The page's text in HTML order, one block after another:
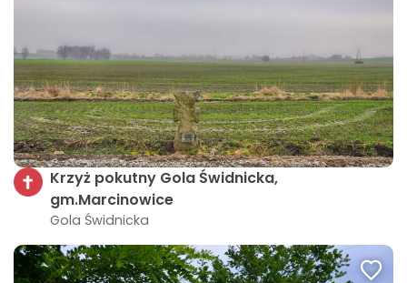
Krzyż pokutny Gola Świdnicka,
gm.Marcinowice
Gola Świdnicka